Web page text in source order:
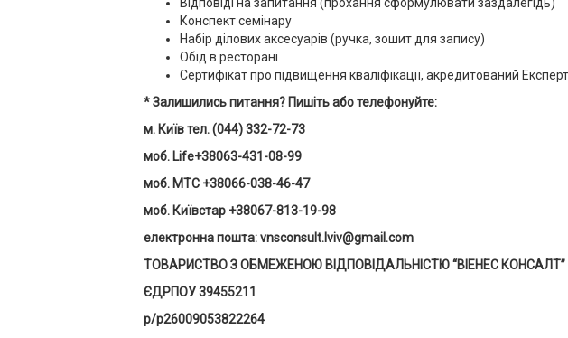
Конспект семінару
Набір ділових аксесуарів (ручка, зошит для запису)
Обід в ресторані
Сертифікат про підвищення кваліфікації, акредитований
* Залишились питання? Пишіть або телефонуйте:
м. Київ тел. (044) 332-72-73
моб. Life+38063-431-08-99
моб. MTC +38066-038-46-47
моб. Київстар +38067-813-19-98
електронна пошта: vnsconsult.lviv@gmail.com
ТОВАРИСТВО З ОБМЕЖЕНОЮ ВІДПОВІДАЛЬНІСТЮ “ВІЕНЕС КОНСАЛТ”
ЄДРПОУ 39455211
р/р26009053822264